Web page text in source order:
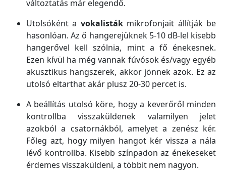
változtatás már elegendő.
Utolsóként a vokalistákmikrofonjait állítják be
hasonlóan. Az ő hangerejüknek 5-10 dB-lel kisebb
hangerővel kell szólnia, mint a fő énekesnek.
Ezen kívül ha még vannak fúvósok és/vagy egyéb
akusztikus hangszerek, akkor jönnek azok. Ez az
utolsó eltarthat akár plusz 20-30 percet is.
A beállítás utolsó köre, hogy a keverőről minden
kontrollba visszaküldenek valamilyen jelet
azokból a csatornákból, amelyet a zenész kér.
Főleg azt, hogy milyen hangot kér vissza a nála
lévő kontrollba. Kisebb színpadon az énekeseket
érdemes visszaküldeni, a többit nem nagyon.